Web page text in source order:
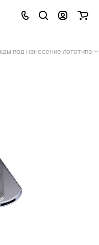
под нанесение логотипа